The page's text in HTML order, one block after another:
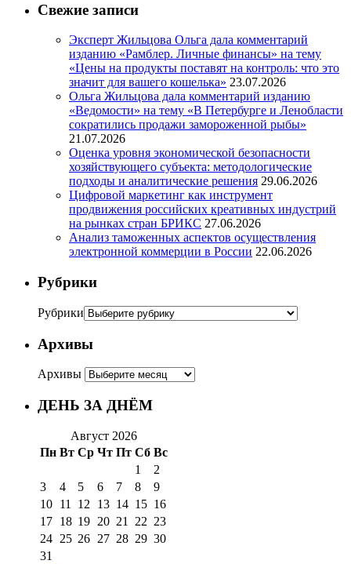
Свежие записи
Эксперт Жильцова Ольга дала комментарий
изданию «Рамблер. Личные финансы» на тему
«Цены на продукты поставят на контроль: что это
значит для вашего кошелька» 23.07.2026
Ольга Жильцова дала комментарий изданию
«Ведомости» на тему «В Петербурге и Ленобласти
сократились продажи замороженной рыбы»
21.07.2026
Оценка уровня экономической безопасности
хозяйствующего субъекта: методологические
подходы и аналитические решения 29.06.2026
Цифровой маркетинг как инструмент
продвижения российских креативных индустрий
на рынках стран БРИКС 27.06.2026
Анализ таможенных аспектов осуществления
электронной коммерции в России 22.06.2026
Рубрики
Рубрики
Архивы
Архивы
ДЕНЬ ЗА ДНЁМ
Август 2026
Пн Вт Ср Чт Пт Сб Вс
1
2
3
4 5 6 7 8
9
10 11 12 13 14 15 16
17 18 19 20 21 22 23
24 25 26 27 28 29 30
31